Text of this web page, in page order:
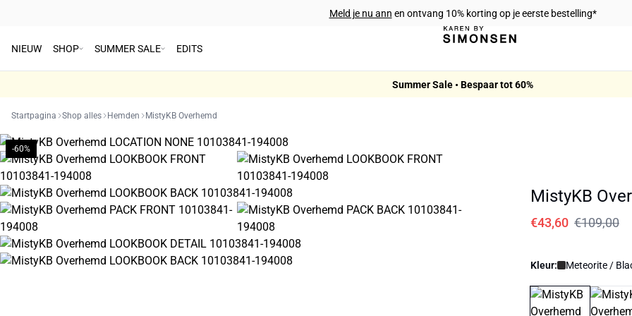
Meld je nu ann en ontvang 10% korting op je eerste bestelling*
NIEUW SHOP SUMMER SALE EDITS
Summer Sale • Bespaar tot 60%
Startpagina Shop alles Hemden MistyKB Overhemd
-60%
MistyKB
€43,60 €109,00
Kleur: Meteorite /